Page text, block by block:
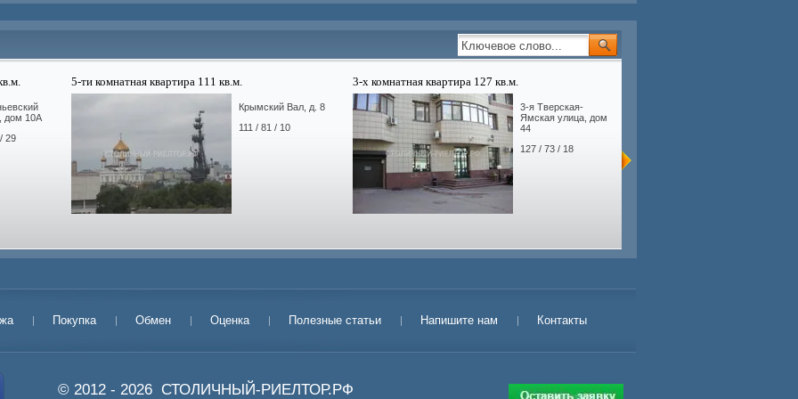
дом 10А
29
5-ти комнатная квартира 111 кв.м.
Крымский Вал, д. 8
111 / 81 / 10
3-х комнатная квартира 127 кв.м.
3-я Тверская-
Ямская улица, дом
44
127 / 73 / 18
Покупка Обмен Оценка Полезные статьи Напишите нам Контакты
СТОЛИЧНЫЙ-РИЕЛТОР.РФ
© 2012 - 2026